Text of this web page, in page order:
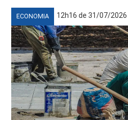
ECONOMIA 12h16 de 31/07/2026